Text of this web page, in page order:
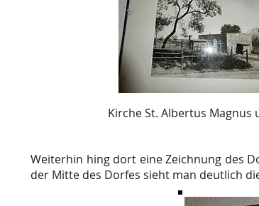
Kirche St. Albertus Magnus
Weiterhin hing dort eine Zeichnung des
der Mitte des Dorfes sieht man deutlich